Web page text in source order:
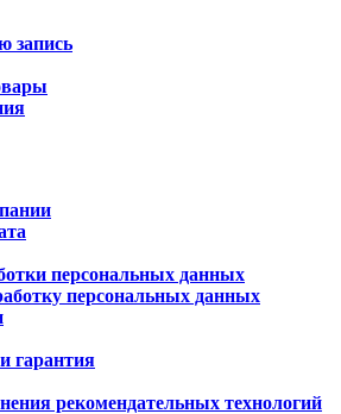
запись
персональных данных
персональных данных
гарантия
рекомендательных технологий